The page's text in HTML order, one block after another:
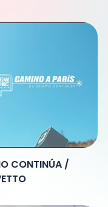
CONTINÚA /